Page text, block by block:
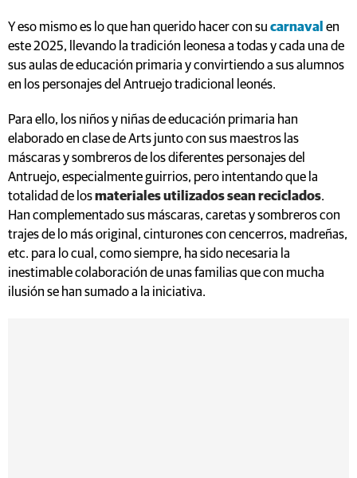
Y eso mismo es lo que han querido hacer con su carnaval en
este 2025, llevando la tradición leonesa a todas y cada una de
sus aulas de educación primaria y convirtiendo a sus alumnos
en los personajes del Antruejo tradicional leonés.
Para ello, los niños y niñas de educación primaria han
elaborado en clase de Arts junto con sus maestros las
máscaras y sombreros de los diferentes personajes del
Antruejo, especialmente guirrios, pero intentando que la
totalidad de losmateriales utilizados sean reciclados.
Han complementado sus máscaras, caretas y sombreros con
trajes de lo más original, cinturones con cencerros, madreñas,
etc. para lo cual, como siempre, ha sido necesaria la
inestimable colaboración de unas familias que con mucha
ilusión se han sumado a la iniciativa.